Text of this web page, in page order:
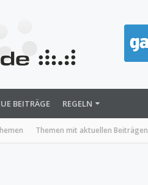
Themen mit aktuellen Beiträgen
BEITRÄGE REGELN